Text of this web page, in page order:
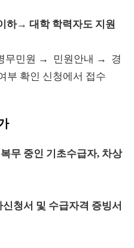
하→ 대학 학력자도 지원
무민원 → 민원안내 →
경
부 확인 신청에서 접수
무 중인 기초수급자, 차상
청서 및 수급자격 증빙서